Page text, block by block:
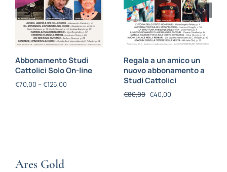
Abbonamento Studi
Cattolici Solo On-line
€70,00 – €125,00
Regala a un amico un
nuovo abbonamento a
Studi Cattolici
€80,00 €40,00
Ares Gold